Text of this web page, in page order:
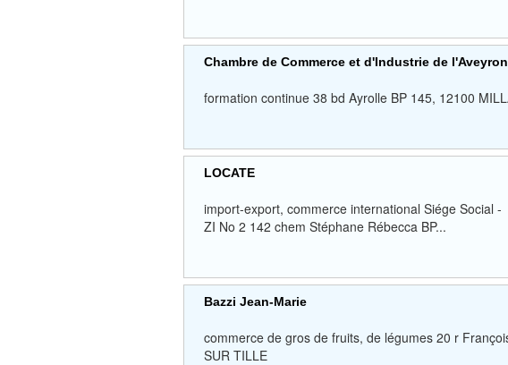
Chambre de Commerce et d'Industrie de l'Aveyron
formation continue 38 bd Ayrolle BP 145, 12100
LOCATE
import-export, commerce international Siége Social -
ZI No 2 142 chem Stéphane Rébecca BP...
Bazzi Jean-Marie
commerce de gros de fruits, de légumes 20 r
SUR TILLE